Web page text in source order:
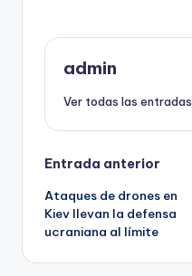
admin
Ver todas las entradas
Navegación
de
entradas
Entrada anterior
Ataques de drones en
Kiev llevan la defensa
ucraniana al límite